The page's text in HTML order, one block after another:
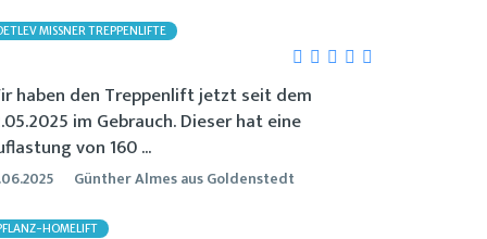
MISSNER TREPPENLIFTE
haben den Treppenlift jetzt seit dem
im Gebrauch. Dieser hat eine
von 160 ...
Günther Almes aus Goldenstedt
HOMELIFT